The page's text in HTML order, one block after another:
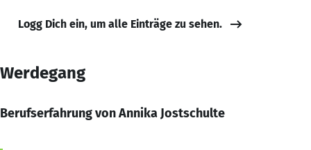
Logg Dich ein, um alle Einträge zu sehen.
Werdegang
Berufserfahrung von Annika Jostschulte